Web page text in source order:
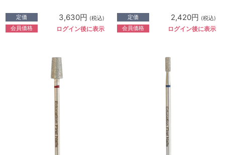
定価 3,630円 (税込)
会員価格 ログイン後に表示
定価 2,420円 (税込)
会員価格 ログイン後に表示